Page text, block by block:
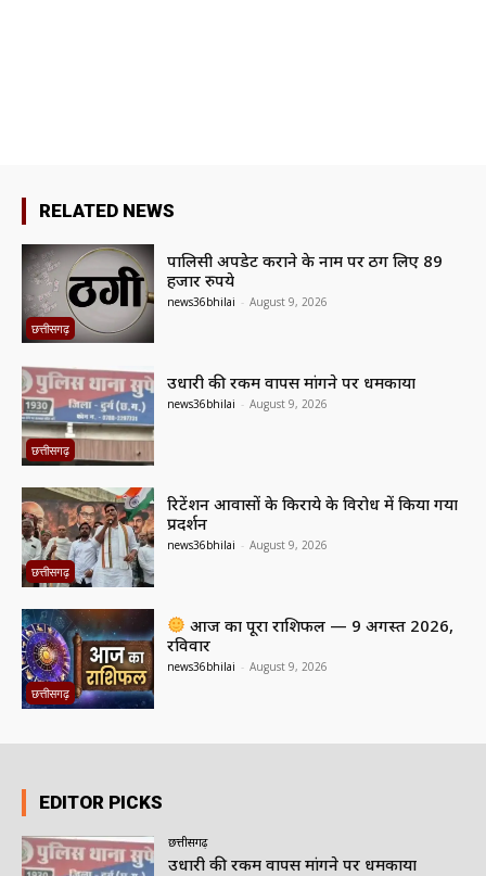
RELATED NEWS
छत्तीसगढ़
पालिसी अपडेट कराने के नाम पर ठग लिए 89
हजार रुपये
news36bhilai - August 9, 2026
छत्तीसगढ़
उधारी की रकम वापस मांगने पर धमकाया
news36bhilai - August 9, 2026
छत्तीसगढ़
रिटेंशन आवासों के किराये के विरोध में किया गया
प्रदर्शन
news36bhilai - August 9, 2026
छत्तीसगढ़
आज का पूरा राशिफल — 9 अगस्त 2026,
रविवार
news36bhilai - August 9, 2026
EDITOR PICKS
छत्तीसगढ़
उधारी की रकम वापस मांगने पर धमकाया